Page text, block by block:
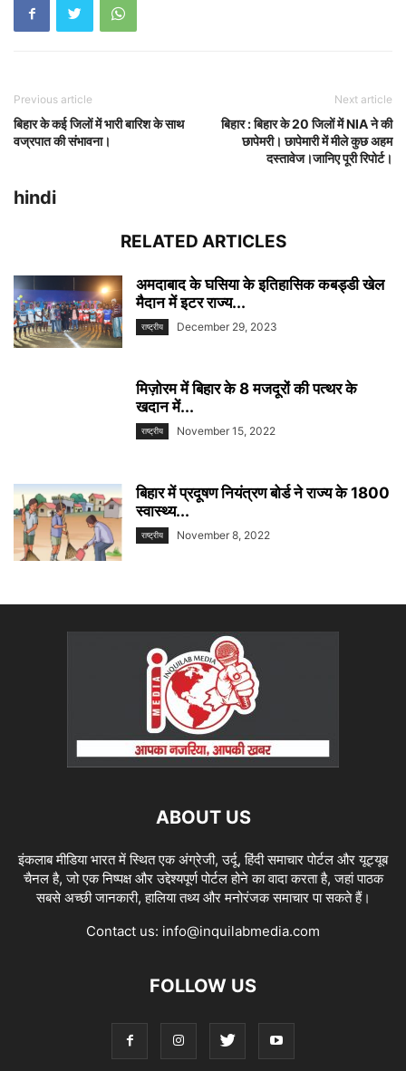
Previous article
बिहार के कई जिलों में भारी बारिश के साथ
वज्रपात की संभावना।
Next article
बिहार : बिहार के 20 जिलों में NIA ने की
छापेमरी। छापेमारी में मीले कुछ अहम
दस्तावेज।जानिए पूरी रिपोर्ट।
hindi
RELATED ARTICLES
अमदाबाद के घसिया के इतिहासिक कबड्डी खेल
मैदान में इटर राज्य...
राष्ट्रीय December 29, 2023
मिज़ोरम में बिहार के 8 मजदूरों की पत्थर के
खदान में...
राष्ट्रीय November 15, 2022
बिहार में प्रदूषण नियंत्रण बोर्ड ने राज्य के 1800
स्वास्थ्य...
राष्ट्रीय November 8, 2022
ABOUT US
इंकलाब मीडिया भारत में स्थित एक अंग्रेजी, उर्दू, हिंदी समाचार पोर्टल और यूट्यूब
चैनल है, जो एक निष्पक्ष और उद्देश्यपूर्ण पोर्टल होने का वादा करता है, जहां पाठक
सबसे अच्छी जानकारी, हालिया तथ्य और मनोरंजक समाचार पा सकते हैं।
Contact us: info@inquilabmedia.com
FOLLOW US